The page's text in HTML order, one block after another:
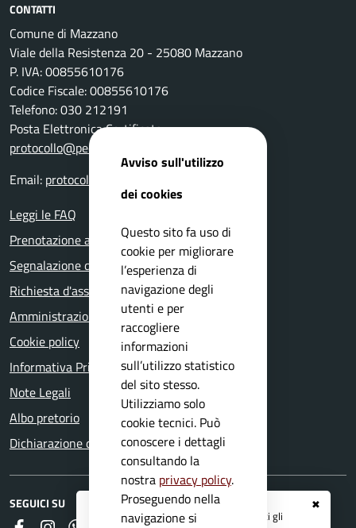
✖
Registrati ai serviziAPP IO
e ricevi tutti gli
CONTATTI
Comune di Mazzano
Viale della Resistenza 20 - 25080 Mazzano
P. IVA: 00855610176
Codice Fiscale: 00855610176
Telefono: 030 212191
Posta Elettronica Certificata:
protocollo@pec.comune.mazzano.bs.it
Email: protocollo@comune.mazzano.bs.it
Leggi le FAQ
Prenotazione appuntamento
Segnalazione disservizio
Richiesta d'assistenza
Amministrazione trasparente
Cookie policy
Informativa Privacy
Note Legali
Albo pretorio
Dichiarazione di accessibilità
SEGUICI SU
Avviso sull'utilizzo
dei cookies
Questo sito fa uso di
cookie per migliorare
l’esperienza di
navigazione degli
utenti e per
raccogliere
informazioni
sull’utilizzo statistico
del sito stesso.
Utilizziamo solo
cookie tecnici. Può
conoscere i dettagli
consultando la
nostra privacy policy.
Proseguendo nella
navigazione si